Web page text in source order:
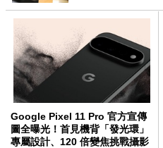
Google Pixel 11 Pro 官方宣傳
圖全曝光！首見機背「發光環」
專屬設計、120 倍變焦挑戰攝影